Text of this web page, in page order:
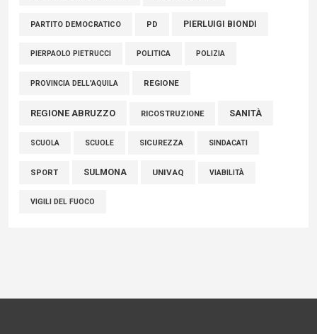
PARTITO DEMOCRATICO PD PIERLUIGI BIONDI
PIERPAOLO PIETRUCCI POLITICA POLIZIA
PROVINCIA DELL'AQUILA REGIONE
REGIONE ABRUZZO RICOSTRUZIONE SANITÀ
SCUOLA SCUOLE SICUREZZA SINDACATI
SPORT SULMONA UNIVAQ VIABILITÀ
VIGILI DEL FUOCO